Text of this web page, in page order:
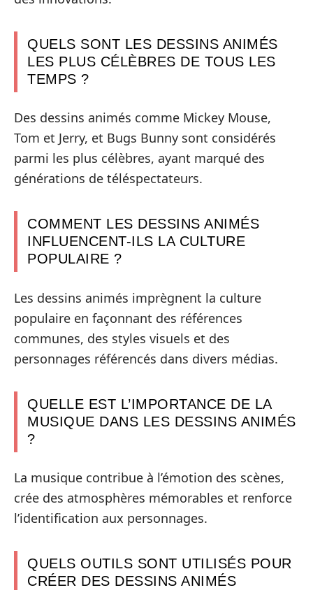
QUELS SONT LES DESSINS ANIMÉS
LES PLUS CÉLÈBRES DE TOUS LES
TEMPS ?
Des dessins animés comme Mickey Mouse,
Tom et Jerry, et Bugs Bunny sont considérés
parmi les plus célèbres, ayant marqué des
générations de téléspectateurs.
COMMENT LES DESSINS ANIMÉS
INFLUENCENT-ILS LA CULTURE
POPULAIRE ?
Les dessins animés imprègnent la culture
populaire en façonnant des références
communes, des styles visuels et des
personnages référencés dans divers médias.
QUELLE EST L’IMPORTANCE DE LA
MUSIQUE DANS LES DESSINS ANIMÉS
?
La musique contribue à l’émotion des scènes,
crée des atmosphères mémorables et renforce
l’identification aux personnages.
QUELS OUTILS SONT UTILISÉS POUR
CRÉER DES DESSINS ANIMÉS